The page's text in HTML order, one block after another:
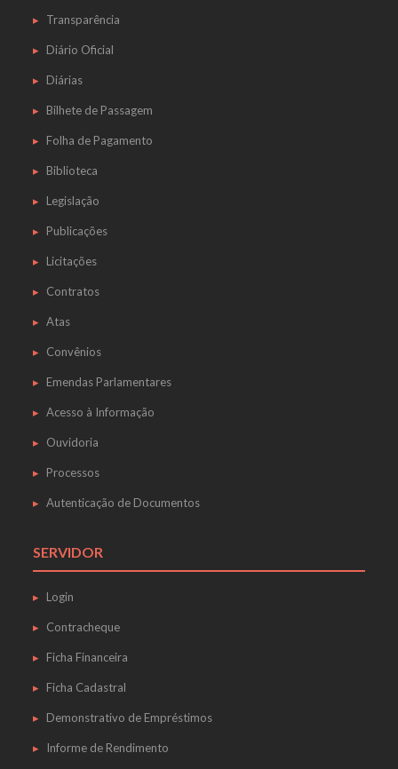
Transparência
Diário Oficial
Diárias
Bilhete de Passagem
Folha de Pagamento
Biblioteca
Legislação
Publicações
Licitações
Contratos
Atas
Convênios
Emendas Parlamentares
Acesso à Informação
Ouvidoria
Processos
Autenticação de Documentos
SERVIDOR
Login
Contracheque
Ficha Financeira
Ficha Cadastral
Demonstrativo de Empréstimos
Informe de Rendimento